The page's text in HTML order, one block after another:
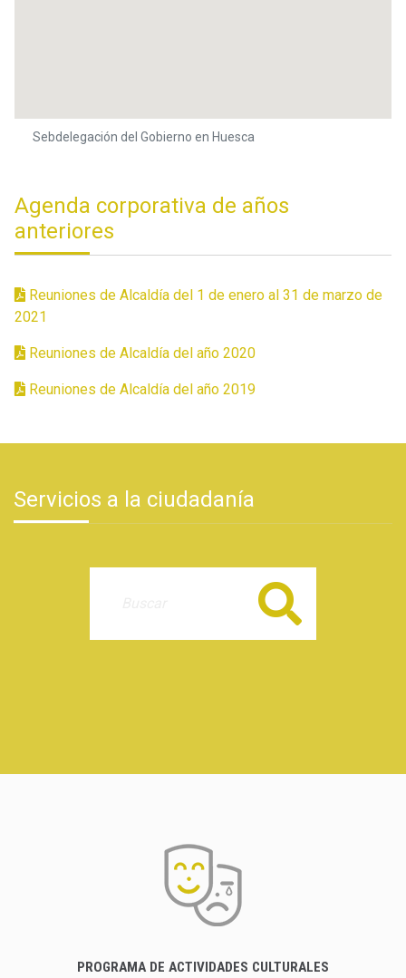
Sebdelegación del Gobierno en Huesca
Agenda corporativa de años
anteriores
Reuniones de Alcaldía del 1 de enero al 31 de marzo de
2021
Reuniones de Alcaldía del año 2020
Reuniones de Alcaldía del año 2019
Servicios a la ciudadanía
Buscar
PROGRAMA DE ACTIVIDADES CULTURALES